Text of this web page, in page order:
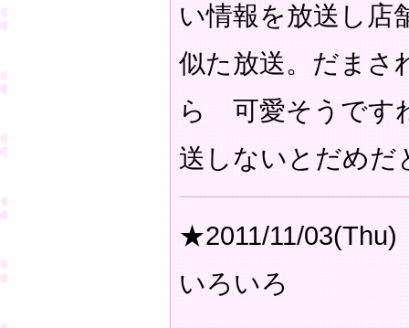
い情報を放送し店
似た放送。だまさ
ら 可愛そうです
送しないとだめだ
★2011/11/03(Thu)
いろいろ